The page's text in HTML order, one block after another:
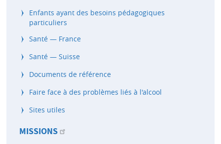
Enfants ayant des besoins pédagogiques
particuliers
Santé — France
Santé — Suisse
Documents de référence
Faire face à des problèmes liés à l'alcool
Sites utiles
MISSIONS